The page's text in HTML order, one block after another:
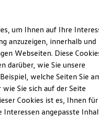
Inspektion
Volkswagen Nutzfahrzeuge
& Apps
um Ihnen auf Ihre
anzuzeigen, innerhalb und
Webseiten. Diese
darüber, wie Sie unsere
welche Seiten Sie
Sie sich auf der Seite
Cookies ist es, Ihnen für
Interessen angepasste